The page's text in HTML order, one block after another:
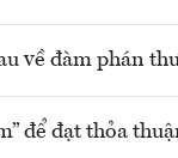
về đàm phán
để đạt thỏa